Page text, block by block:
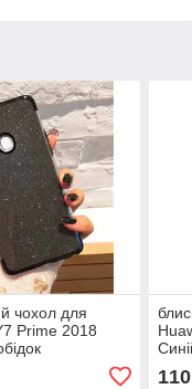
чохол для
Prime 2018
110